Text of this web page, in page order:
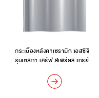
กระเบื้องหลังคาเซรามิก เอสซีจี
รุ่นเซลิกา เคิร์ฟ สีเพิร์ลลี่ เกรย์